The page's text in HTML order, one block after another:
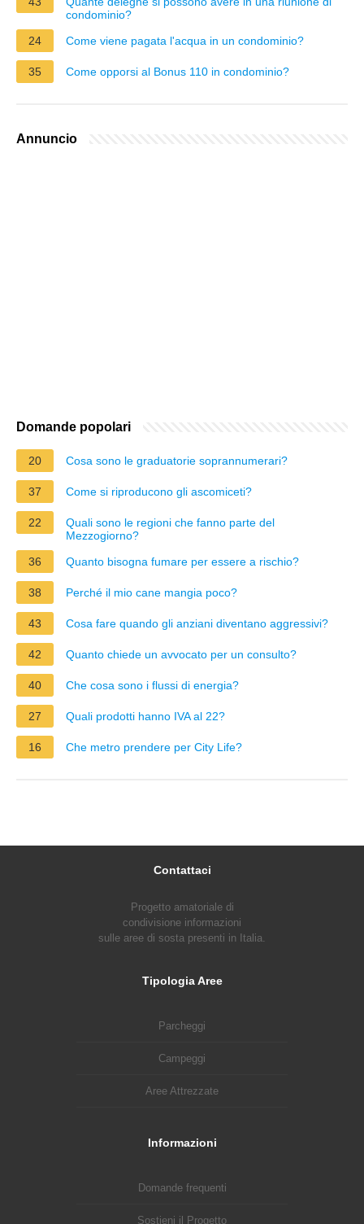
condominio?
24
Come viene pagata l'acqua in un condominio?
35 Come opporsi al Bonus 110 in condominio?
Annuncio
Domande popolari
20 Cosa sono le graduatorie soprannumerari?
37 Come si riproducono gli ascomiceti?
22
Quali sono le regioni che fanno parte del
Mezzogiorno?
36
Quanto bisogna fumare per essere a rischio?
38 Perché il mio cane mangia poco?
43 Cosa fare quando gli anziani diventano aggressivi?
42 Quanto chiede un avvocato per un consulto?
40 Che cosa sono i flussi di energia?
27 Quali prodotti hanno IVA al 22?
16 Che metro prendere per City Life?
Contattaci
Progetto amatoriale di
condivisione informazioni
sulle aree di sosta presenti in Italia.
Tipologia Aree
Parcheggi
Campeggi
Aree Attrezzate
Informazioni
Domande frequenti
Sostieni il Progetto